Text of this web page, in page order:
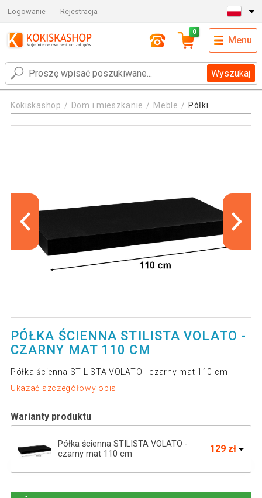
Logowanie Rejestracja
Wyszukaj
0
Menu
Kokiskashop Dom i mieszkanie Meble Półki
PÓŁKA ŚCIENNA STILISTA VOLATO -
CZARNY MAT 110 CM
Półka ścienna STILISTA VOLATO - czarny mat 110 cm
Ukazać szczegółowy opis
Warianty produktu
Półka ścienna STILISTA VOLATO -
czarny mat 110 cm
129 zł
mat 90 cm